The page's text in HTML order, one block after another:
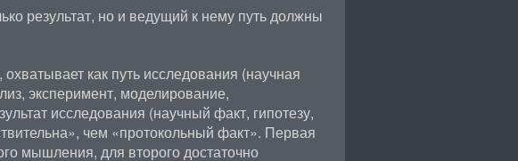
результат, но и ведущий к нему путь должны
как путь исследования (научная
эксперимент, моделирование,
исследования (научный факт, гипотезу,
чем «протокольный факт». Первая
мышления, для второго достаточно